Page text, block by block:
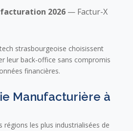
2026— Factur-X
strasbourgeoise choisissent
leur back-office sans compromis
financières.
Manufacturière à
régions les plus industrialisées de